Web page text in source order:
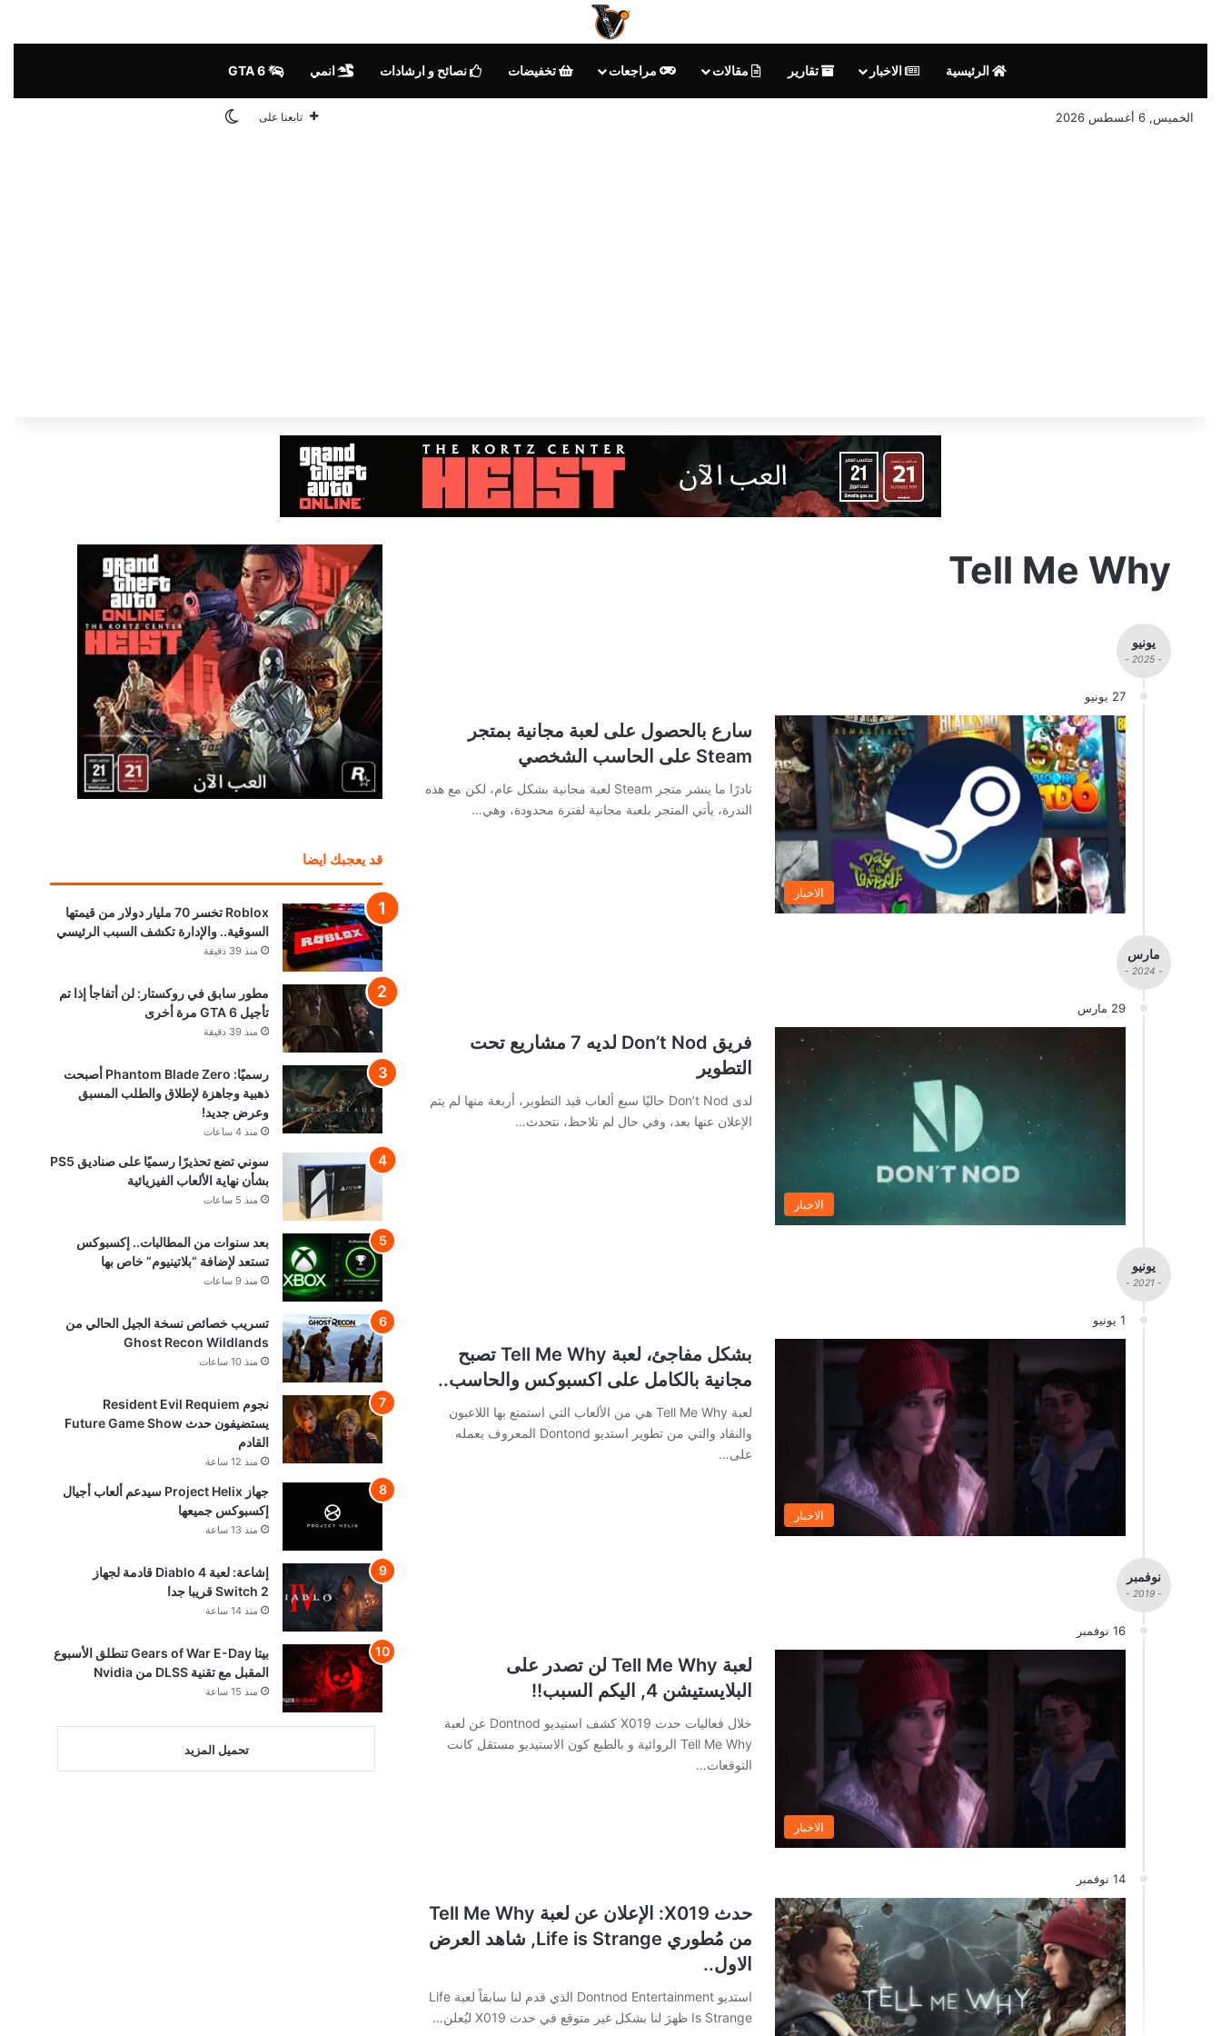
الرئيسية الاخبار تقارير مقالات مراجعات تخفيضات نصائح و ارشادات انمي
الخميس, 6 أغسطس 2026 تابعنا على الوضع المظلم
Tell Me Why
يونيو
- 2025 -
27 يونيو
الاخبار
سارع بالحصول على لعبة مجانية بمتجر
Steam على الحاسب الشخصي
نادرًا ما ينشر متجر Steam لعبة مجانية بشكل عام، لكن مع هذه
الندرة، يأتي المتجر بلعبة مجانية لفترة محدودة، وهي…
مارس
- 2024 -
29 مارس
الاخبار
فريق Don’t Nod لديه 7 مشاريع تحت
التطوير
لدى Don’t Nod حاليًا سبع ألعاب قيد التطوير، أربعة منها لم يتم
الإعلان عنها بعد، وفي حال لم تلاحظ، نتحدث…
يونيو
- 2021 -
1 يونيو
الاخبار
بشكل مفاجئ، لعبة Tell Me Why تصبح
مجانية بالكامل على اكسبوكس والحاسب..
لعبة Tell Me Why هي من الألعاب التي استمتع بها اللاعبون
والنقاد والتي من تطوير استديو Dontond المعروف بعمله
على…
نوفمبر
- 2019 -
16 نوفمبر
الاخبار
لعبة Tell Me Why لن تصدر على
البلايستيشن 4, اليكم السبب!!
خلال فعاليات حدث X019 كشف استيديو Dontnod عن لعبة
Tell Me Why الروائية و بالطبع كون الاستيديو مستقل كانت
التوقعات…
14 نوفمبر
حدث X019: الإعلان عن لعبة Tell Me Why
من مُطوري Life is Strange, شاهد العرض
الاول..
استديو Dontnod Entertainment الذي قدم لنا سابقاً لعبة Life
Is Strange ظهرَ لنا بشكل غير متوقع في حدث X019 ليُعلن…
قد يعجبك ايضا
Roblox تخسر 70 مليار دولار من قيمتها
السوقية.. والإدارة تكشف السبب الرئيسي
منذ 39 دقيقة
مطور سابق في روكستار: لن أتفاجأ إذا تم
تأجيل GTA 6 مرة أخرى
منذ 39 دقيقة
رسميًا: Phantom Blade Zero أصبحت
ذهبية وجاهزة لإطلاق والطلب المسبق
وعرض جديد!
منذ 4 ساعات
سوني تضع تحذيرًا رسميًا على صناديق PS5
بشأن نهاية الألعاب الفيزيائية
منذ 5 ساعات
بعد سنوات من المطالبات.. إكسبوكس
تستعد لإضافة “بلاتينيوم” خاص بها
منذ 9 ساعات
تسريب خصائص نسخة الجيل الحالي من
Ghost Recon Wildlands
منذ 10 ساعات
نجوم Resident Evil Requiem
يستضيفون حدث Future Game Show
القادم
منذ 12 ساعة
جهاز Project Helix سيدعم ألعاب أجيال
إكسبوكس جميعها
منذ 13 ساعة
إشاعة: لعبة Diablo 4 قادمة لجهاز
Switch 2 قريبا جدا
منذ 14 ساعة
بيتا Gears of War E-Day تنطلق الأسبوع
المقبل مع تقنية DLSS من Nvidia
منذ 15 ساعة
تحميل المزيد